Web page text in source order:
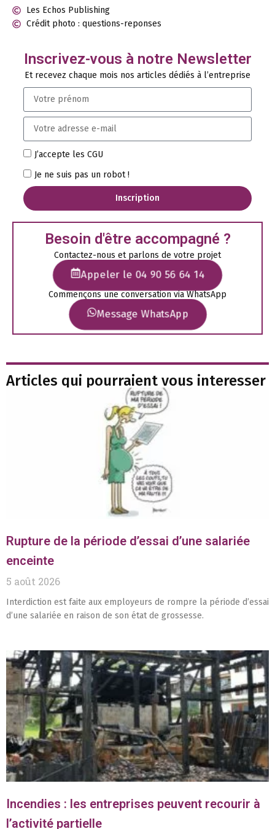
Les Echos Publishing
Crédit photo : questions-reponses
Inscrivez-vous à notre Newsletter
Et recevez chaque mois nos articles dédiés à l’entreprise
J’accepte les CGU
Je ne suis pas un robot !
Inscription
Besoin d'être accompagné ?
Contactez-nous et parlons de votre projet
Appeler le 04 90 56 64 14
Commençons une conversation via WhatsApp
Message WhatsApp
Articles qui pourraient vous interesser
Rupture de la période d’essai d’une salariée
enceinte
5 août 2026
Interdiction est faite aux employeurs de rompre la période d’essai
d’une salariée en raison de son état de grossesse.
Incendies : les entreprises peuvent recourir à
l’activité partielle